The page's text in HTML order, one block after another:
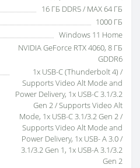
16 ГБ DDR5 / MAX 64 ГБ
1000 ГБ
Windows 11 Home
NVIDIA GeForce RTX 4060, 8 ГБ
GDDR6
1x USB-C (Thunderbolt 4) /
Supports Video Alt Mode and
Power Delivery, 1x USB-C 3.1/3.2
Gen 2 / Supports Video Alt
Mode, 1x USB-C 3.1/3.2 Gen 2 /
Supports Video Alt Mode and
Power Delivery, 1x USB- A 3.0 /
3.1/3.2 Gen 1, 1x USB-A 3.1/3.2
Gen 2